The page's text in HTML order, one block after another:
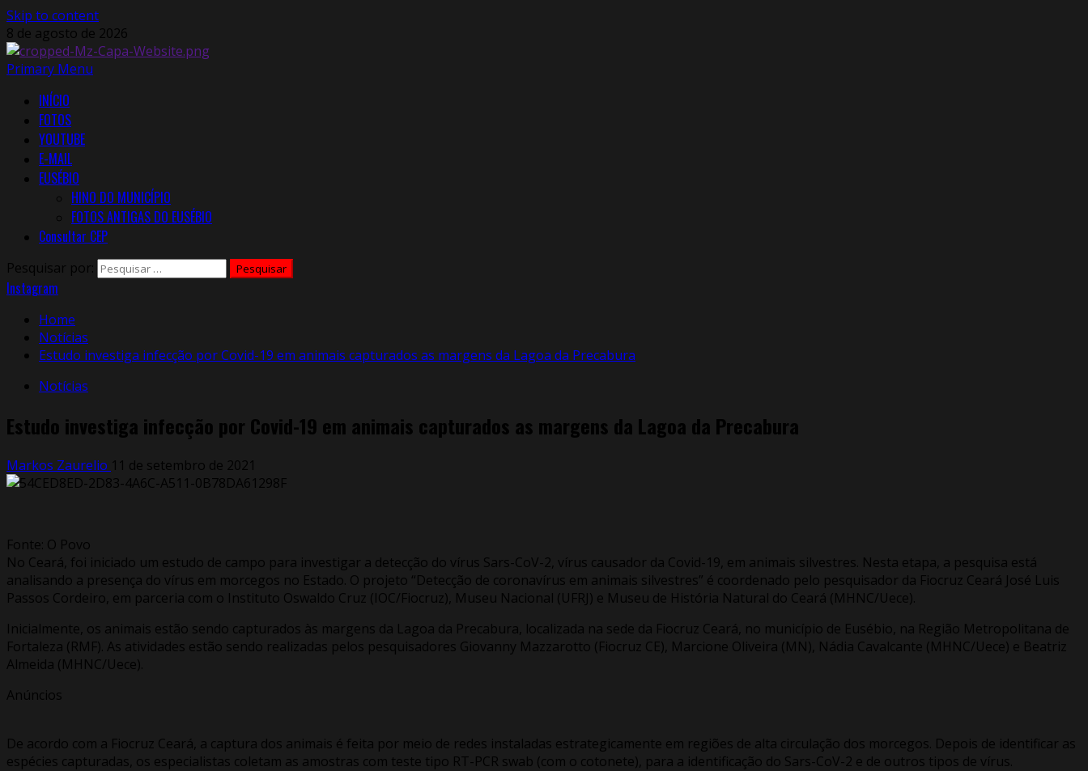
Skip to content
8 de agosto de 2026
Primary Menu
INÍCIO
FOTOS
YOUTUBE
E-MAIL
EUSÉBIO
HINO DO MUNICÍPIO
FOTOS ANTIGAS DO EUSÉBIO
Consultar CEP
Pesquisar por:
Instagram
Home
Notícias
Estudo investiga infecção por Covid-19 em animais capturados as margens da Lagoa da Precabura
Notícias
Estudo investiga infecção por Covid-19 em animais capturados as margens da Lagoa da Precabura
Markos Zaurelio 11 de setembro de 2021
Fonte: O Povo
No Ceará, foi iniciado um estudo de campo para investigar a detecção do vírus Sars-CoV-2, vírus causador da Covid-19, em animais silvestres. Nesta etapa, a pesquisa está
analisando a presença do vírus em morcegos no Estado. O projeto “Detecção de coronavírus em animais silvestres” é coordenado pelo pesquisador da Fiocruz Ceará José Luis
Passos Cordeiro, em parceria com o Instituto Oswaldo Cruz (IOC/Fiocruz), Museu Nacional (UFRJ) e Museu de História Natural do Ceará (MHNC/Uece).
Inicialmente, os animais estão sendo capturados às margens da Lagoa da Precabura, localizada na sede da Fiocruz Ceará, no município de Eusébio, na Região Metropolitana de
Fortaleza (RMF). As atividades estão sendo realizadas pelos pesquisadores Giovanny Mazzarotto (Fiocruz CE), Marcione Oliveira (MN), Nádia Cavalcante (MHNC/Uece) e Beatriz
Almeida (MHNC/Uece).
Anúncios
De acordo com a Fiocruz Ceará, a captura dos animais é feita por meio de redes instaladas estrategicamente em regiões de alta circulação dos morcegos. Depois de identificar as
espécies capturadas, os especialistas coletam as amostras com teste tipo RT-PCR swab (com o cotonete), para a identificação do Sars-CoV-2 e de outros tipos de vírus.